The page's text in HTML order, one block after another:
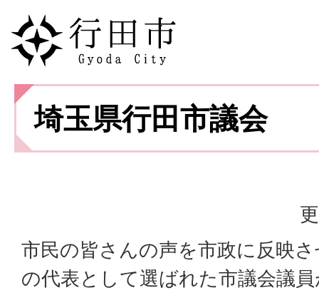
埼玉県行田市議会
市民の皆さんの声を市政に反映
の代表として選ばれた市議会議